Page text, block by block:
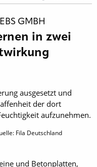
GMBH
in zwei
ausgesetzt und
der dort
aufzunehmen.
Fila Deutschland
und Betonplatten,